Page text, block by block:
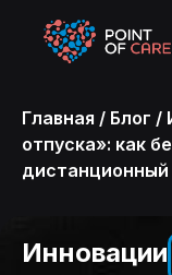
Главная / Блог /
отпуска»: как
Инновации